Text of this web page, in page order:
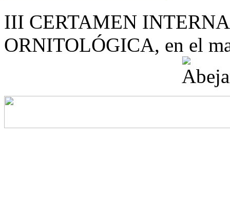
III CERTAMEN
ORNITOLÓGICA, en el